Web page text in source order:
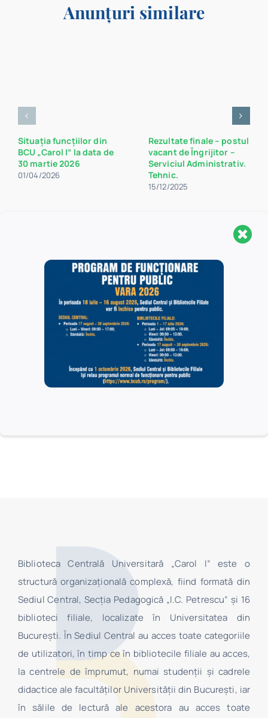
Anunțuri similare
Situația funcțiilor din
BCU „Carol I” la data de
30 martie 2026
01/04/2026
Rezultate finale – postul
vacant de Îngrijitor –
Serviciul Administrativ.
Tehnic.
15/12/2025
Aveți nevoie de mai
multe informații
Biblioteca Centrală Universitară „Carol I” este o
structură organizaţională complexă, fiind formată din
Sediul Central, Secţia Pedagogică „I.C. Petrescu” şi 16
biblioteci filiale, localizate în Universitatea din
Bucureşti. În Sediul Central au acces toate categoriile
de utilizatori, în timp ce în bibliotecile filiale au acces,
la centrele de împrumut, numai studenţii şi cadrele
didactice ale facultăților Universității din București, iar
în sălile de lectură ale acestora au acces toate